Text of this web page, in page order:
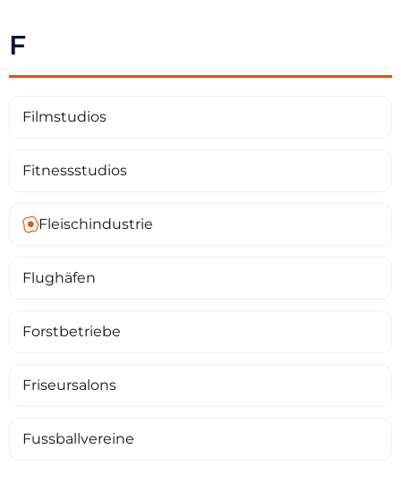
F
Filmstudios
Fitnessstudios
Fleischindustrie
Flughäfen
Forstbetriebe
Friseursalons
Fussballvereine